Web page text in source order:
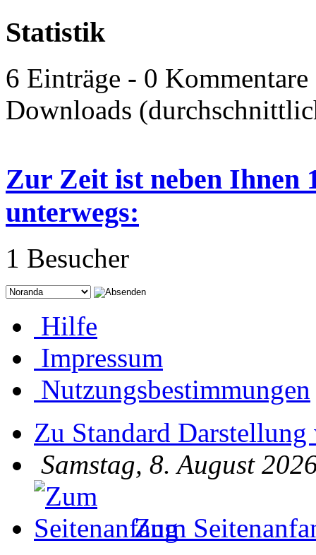
Statistik
6 Einträge - 0
Downloads
Zur Zeit ist neben Ihnen
unterwegs:
1 Besucher
Hilfe
Impressum
Nutzungsbestimmungen
Zu Standard Darstellung
Samstag, 8. August
Zum